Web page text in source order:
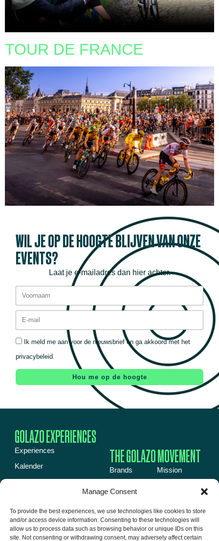
Manage Consent
To provide the best experiences, we use technologies like cookies to store
and/or access device information. Consenting to these technologies will
allow us to process data such as browsing behavior or unique IDs on this
site. Not consenting or withdrawing consent, may adversely affect certain
TOUR DE FRANCE
WIL JE OP DE HOOGTE BLIJVEN VAN ONZE
EVENTS?
Laat je e-mailadres dan hier achter.
Ik meld me aan voor de nieuwsbrief en ga akkoord met het
privacybeleid.
Hou me op de hoogte
GOLAZO EXPERIENCES
Experiences
Kalender
Inspiration book
Event venues
Contact
THE GOLAZO MOVEMENT
Brands
Media
Talent
Mission
About us